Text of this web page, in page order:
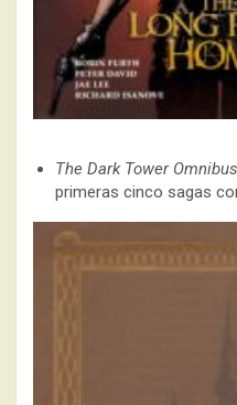
The Dark Tower Omnibus
primeras cinco sagas